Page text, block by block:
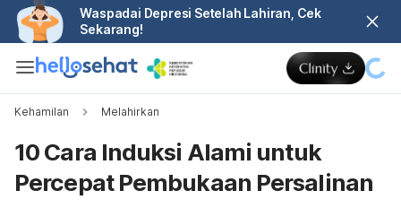
Waspadai Depresi Setelah Lahiran, Cek
Sekarang!
Kehamilan Melahirkan
10 Cara Induksi Alami untuk
Percepat Pembukaan Persalinan